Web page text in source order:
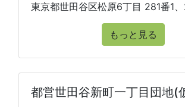
東京都世田谷区松原6丁目 281番1
もっと見る
都営世田谷新町一丁目団地(